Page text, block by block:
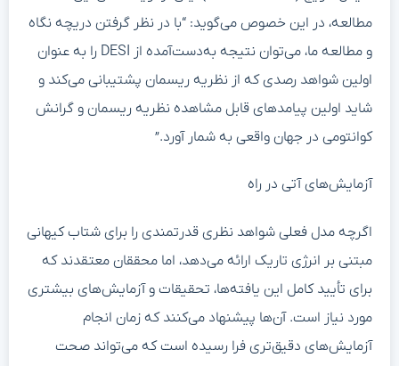
مطالعه، در این خصوص می‌گوید: “با در نظر گرفتن دریچه نگاه
و مطالعه ما، می‌توان نتیجه به‌دست‌آمده از DESI را به عنوان
اولین شواهد رصدی که از نظریه ریسمان پشتیبانی می‌کند و
شاید اولین پیامدهای قابل مشاهده نظریه ریسمان و گرانش
کوانتومی در جهان واقعی به شمار آورد.”
آزمایش‌های آتی در راه
اگرچه مدل فعلی شواهد نظری قدرتمندی را برای شتاب کیهانی
مبتنی بر انرژی تاریک ارائه می‌دهد، اما محققان معتقدند که
برای تأیید کامل این یافته‌ها، تحقیقات و آزمایش‌های بیشتری
مورد نیاز است. آن‌ها پیشنهاد می‌کنند که زمان انجام
آزمایش‌های دقیق‌تری فرا رسیده است که می‌تواند صحت